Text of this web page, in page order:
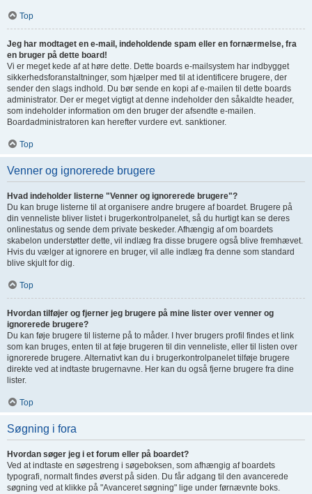
Top
Jeg har modtaget en e-mail, indeholdende spam eller en fornærmelse, fra
en bruger på dette board!
Vi er meget kede af at høre dette. Dette boards e-mailsystem har indbygget
sikkerhedsforanstaltninger, som hjælper med til at identificere brugere, der
sender den slags indhold. Du bør sende en kopi af e-mailen til dette boards
administrator. Der er meget vigtigt at denne indeholder den såkaldte header,
som indeholder information om den bruger der afsendte e-mailen.
Boardadministratoren kan herefter vurdere evt. sanktioner.
Top
Venner og ignorerede brugere
Hvad indeholder listerne "Venner og ignorerede brugere"?
Du kan bruge listerne til at organisere andre brugere af boardet. Brugere på
din venneliste bliver listet i brugerkontrolpanelet, så du hurtigt kan se deres
onlinestatus og sende dem private beskeder. Afhængig af om boardets
skabelon understøtter dette, vil indlæg fra disse brugere også blive fremhævet.
Hvis du vælger at ignorere en bruger, vil alle indlæg fra denne som standard
blive skjult for dig.
Top
Hvordan tilføjer og fjerner jeg brugere på mine lister over venner og
ignorerede brugere?
Du kan føje brugere til listerne på to måder. I hver brugers profil findes et link
som kan bruges, enten til at føje brugeren til din venneliste, eller til listen over
ignorerede brugere. Alternativt kan du i brugerkontrolpanelet tilføje brugere
direkte ved at indtaste brugernavne. Her kan du også fjerne brugere fra dine
lister.
Top
Søgning i fora
Hvordan søger jeg i et forum eller på boardet?
Ved at indtaste en søgestreng i søgeboksen, som afhængig af boardets
typografi, normalt findes øverst på siden. Du får adgang til den avancerede
søgning ved at klikke på "Avanceret søgning" lige under førnævnte boks.